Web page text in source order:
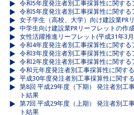
令和5年度発注者別工事採算性に関する
令和5年度発注者別工事採算性に関する
女子学生（高校、大学）向け建設業PR
中学生向け建設業PRリーフレットの作
女性活躍推進リーフレット(平成31年3
令和4年度発注者別工事採算性に関する
令和3年度発注者別工事採算性に関する
令和2年度発注者別工事採算性に関する
令和元年度発注者別工事採算性に関す
平成30年度発注者別工事採算性に関す
第8回 平成29年度（下期） 発注者別工
ト結果
第7回 平成29年度（上期） 発注者別工
ト結果